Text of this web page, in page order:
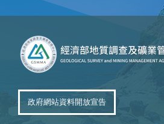
政府網站資料開放宣告